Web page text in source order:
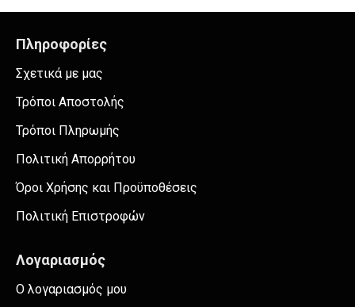
Πληροφορίες
Σχετικά με μας
Τρόποι Αποστολής
Τρόποι Πληρωμής
Πολιτική Απορρήτου
Όροι Χρήσης και Προϋποθέσεις
Πολιτική Επιστροφών
Λογαριασμός
Ο λογαριασμός μου